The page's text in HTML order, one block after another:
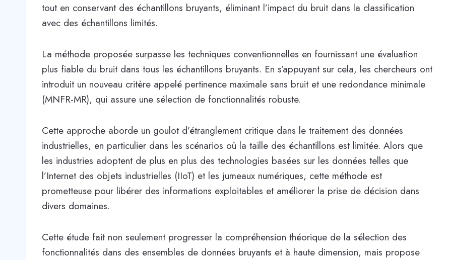
tout en conservant des échantillons bruyants, éliminant l’impact du bruit dans la classification
avec des échantillons limités.
La méthode proposée surpasse les techniques conventionnelles en fournissant une évaluation
plus fiable du bruit dans tous les échantillons bruyants. En s’appuyant sur cela, les chercheurs ont
introduit un nouveau critère appelé pertinence maximale sans bruit et une redondance minimale
(MNFR-MR), qui assure une sélection de fonctionnalités robuste.
Cette approche aborde un goulot d’étranglement critique dans le traitement des données
industrielles, en particulier dans les scénarios où la taille des échantillons est limitée. Alors que
les industries adoptent de plus en plus des technologies basées sur les données telles que
l’Internet des objets industrielles (IIoT) et les jumeaux numériques, cette méthode est
prometteuse pour libérer des informations exploitables et améliorer la prise de décision dans
divers domaines.
Cette étude fait non seulement progresser la compréhension théorique de la sélection des
fonctionnalités dans des ensembles de données bruyants et à haute dimension, mais propose